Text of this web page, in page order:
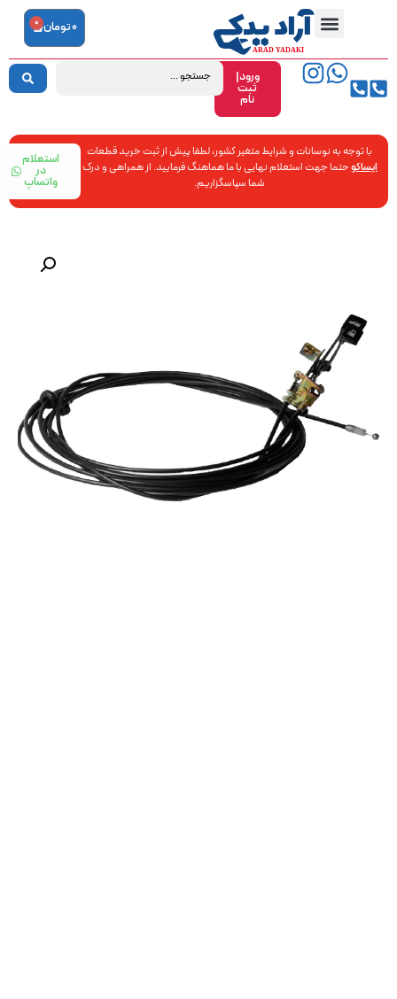
ورود|
ثبت
نام
0تومان 0
با توجه به نوسانات و شرایط متغیر کشور، لطفا پیش از ثبت خرید قطعات
ایساکوحتما جهت استعلام نهایی با ما هماهنگ فرمایید. از همراهی و درک
شما سپاسگزاریم.
استعلام
در
واتساپ